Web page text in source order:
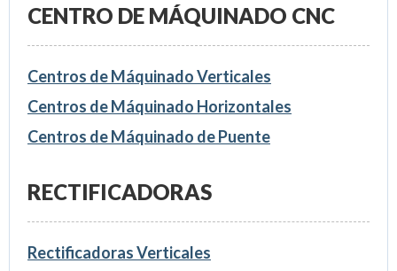
CENTRO DE MÁQUINADO CNC
Centros de Máquinado Verticales
Centros de Máquinado Horizontales
Centros de Máquinado de Puente
RECTIFICADORAS
Rectificadoras Verticales